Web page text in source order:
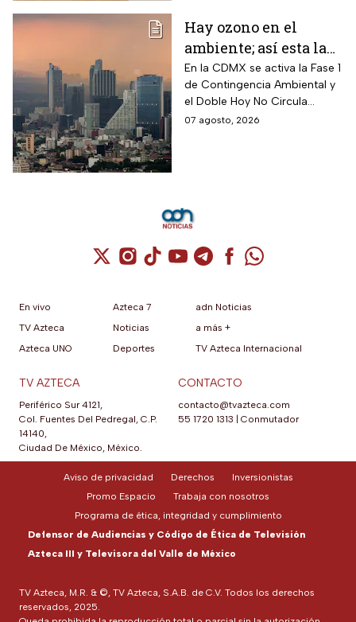
Hay ozono en el
ambiente; así esta la
calidad del aire en
CDMX hoy
En la CDMX se activa la Fase 1
de Contingencia Ambiental y
el Doble Hoy No Circula
cuando hay altos índices de
07 agosto, 2026
Cuenta de X / Twitter (se abre en una
Cuenta de Instagram (se abre en una
Cuenta de TikTok (se abre en
Cuenta de YouTube (se abre
Cuenta de Telegram (se
Cuenta de
Cuenta de
En vivo
TV Azteca
Azteca UNO
Azteca 7
Noticias
Deportes
adn Noticias
a más +
TV Azteca Internacional
TV AZTECA
Periférico Sur 4121,
Col. Fuentes Del Pedregal, C.P.
14140,
Ciudad De México, México.
CONTACTO
contacto@tvazteca.com
55 1720 1313
Conmutador
TV Azteca, M.R. & ©, TV Azteca, S.A.B. de C.V. Todos los derechos
reservados, 2025.
Aviso de privacidad Derechos
Inversionistas
Promo Espacio
Trabaja con nosotros
Programa de ética, integridad y cumplimiento
Defensor de Audiencias y Código de Ética de Televisión
Azteca III y Televisora del Valle de México